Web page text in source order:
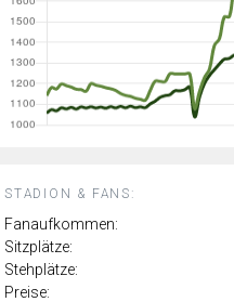
STADION & FANS:
Fanaufkommen:
Sitzplätze:
Stehplätze:
Preise: